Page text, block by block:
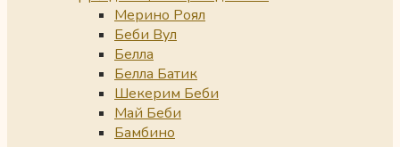
Мерино Роял
Беби Вул
Белла
Белла Батик
Шекерим Беби
Май Беби
Бамбино